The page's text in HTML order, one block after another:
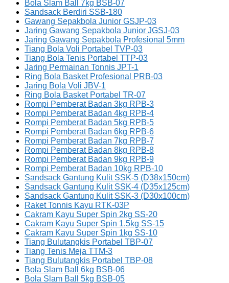
Bola Slam Ball 7kg BSB-07
Sandsack Berdiri SSB-180
Gawang Sepakbola Junior GSJP-03
Jaring Gawang Sepakbola Junior JGSJ-03
Jaring Gawang Sepakbola Profesional 5mm
Tiang Bola Voli Portabel TVP-03
Tiang Bola Tenis Portabel TTP-03
Jaring Permainan Tonnis JPT-1
Ring Bola Basket Profesional PRB-03
Jaring Bola Voli JBV-1
Ring Bola Basket Portabel TR-07
Rompi Pemberat Badan 3kg RPB-3
Rompi Pemberat Badan 4kg RPB-4
Rompi Pemberat Badan 5kg RPB-5
Rompi Pemberat Badan 6kg RPB-6
Rompi Pemberat Badan 7kg RPB-7
Rompi Pemberat Badan 8kg RPB-8
Rompi Pemberat Badan 9kg RPB-9
Rompi Pemberat Badan 10kg RPB-10
Sandsack Gantung Kulit SSK-5 (D38x150cm)
Sandsack Gantung Kulit SSK-4 (D35x125cm)
Sandsack Gantung Kulit SSK-3 (D30x100cm)
Raket Tonnis Kayu RTK-03P
Cakram Kayu Super Spin 2kg SS-20
Cakram Kayu Super Spin 1.5kg SS-15
Cakram Kayu Super Spin 1kg SS-10
Tiang Bulutangkis Portabel TBP-07
Tiang Tenis Meja TTM-3
Tiang Bulutangkis Portabel TBP-08
Bola Slam Ball 6kg BSB-06
Bola Slam Ball 5kg BSB-05